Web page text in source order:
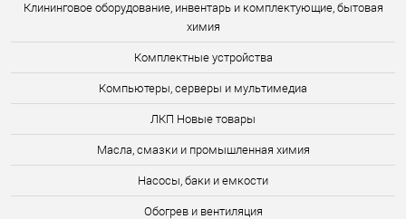
Клининговое оборудование, инвентарь и комплектующие, бытовая
химия
Комплектные устройства
Компьютеры, серверы и мультимедиа
ЛКП Новые товары
Масла, смазки и промышленная химия
Насосы, баки и емкости
Обогрев и вентиляция